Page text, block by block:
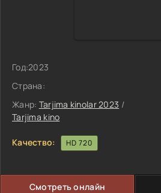
Год:2023
Страна:
Жанр: Tarjima kinolar 2023 /
Tarjima kino
Качество: HD 720
Смотреть онлайн